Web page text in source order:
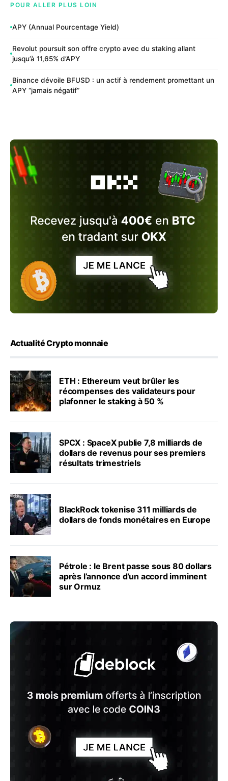
POUR ALLER PLUS LOIN
APY (Annual Pourcentage Yield)
Revolut poursuit son offre crypto avec du staking allant
jusqu’à 11,65% d’APY
Binance dévoile BFUSD : un actif à rendement promettant un
APY “jamais négatif”
Actualité Crypto monnaie
ETH : Ethereum veut brûler les
récompenses des validateurs pour
plafonner le staking à 50 %
SPCX : SpaceX publie 7,8 milliards de
dollars de revenus pour ses premiers
résultats trimestriels
BlackRock tokenise 311 milliards de
dollars de fonds monétaires en Europe
Pétrole : le Brent passe sous 80 dollars
après l’annonce d’un accord imminent
sur Ormuz